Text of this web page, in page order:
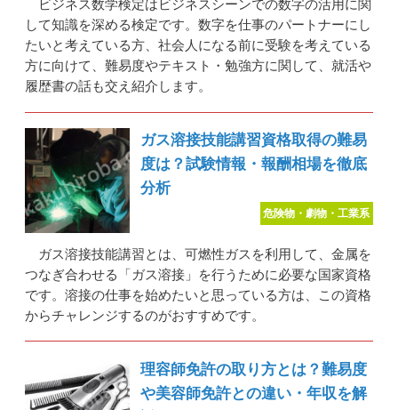
ビジネス数学検定はビジネスシーンでの数字の活用に関
して知識を深める検定です。数字を仕事のパートナーにし
たいと考えている方、社会人になる前に受験を考えている
方に向けて、難易度やテキスト・勉強方に関して、就活や
履歴書の話も交え紹介します。
ガス溶接技能講習資格取得の難易
度は？試験情報・報酬相場を徹底
分析
危険物・劇物・工業系
ガス溶接技能講習とは、可燃性ガスを利用して、金属を
つなぎ合わせる「ガス溶接」を行うために必要な国家資格
です。溶接の仕事を始めたいと思っている方は、この資格
からチャレンジするのがおすすめです。
理容師免許の取り方とは？難易度
や美容師免許との違い・年収を解